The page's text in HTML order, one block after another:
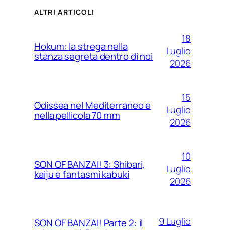
ALTRI ARTICOLI
Hokum: la strega nella
stanza segreta dentro di noi
18
Luglio
2026
Odissea nel Mediterraneo e
nella pellicola 70 mm
15
Luglio
2026
SON OF BANZAI! 3: Shibari,
kaiju e fantasmi kabuki
10
Luglio
2026
SON OF BANZAI! Parte 2: il
9 Luglio